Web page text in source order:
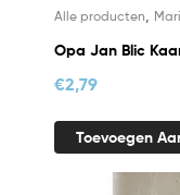
Alle producten
Opa Jan Blic
€2,79
Toevoegen